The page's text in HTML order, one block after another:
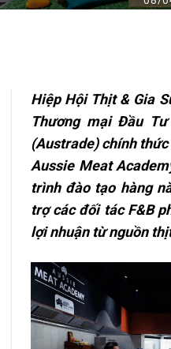
Hiệp Hội Thịt & Gia
Thương mại Đầu
(Austrade) chính
Aussie Meat
trình đào tạo hàng
trợ các đối tác F&B
lợi nhuận từ nguồn